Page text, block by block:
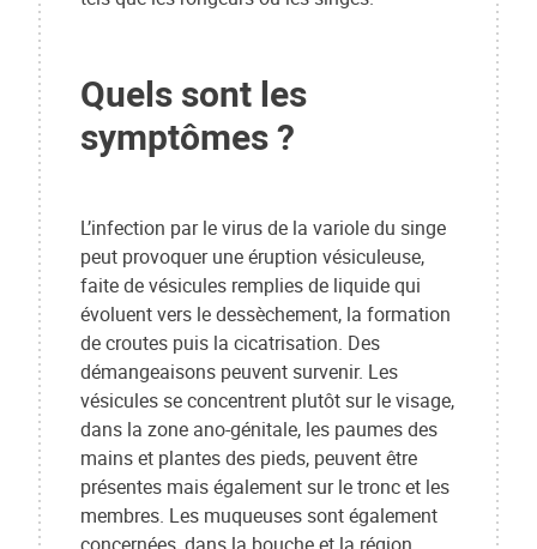
Quels sont les
symptômes ?
L’infection par le virus de la variole du singe
peut provoquer une éruption vésiculeuse,
faite de vésicules remplies de liquide qui
évoluent vers le dessèchement, la formation
de croutes puis la cicatrisation. Des
démangeaisons peuvent survenir. Les
vésicules se concentrent plutôt sur le visage,
dans la zone ano-génitale, les paumes des
mains et plantes des pieds, peuvent être
présentes mais également sur le tronc et les
membres. Les muqueuses sont également